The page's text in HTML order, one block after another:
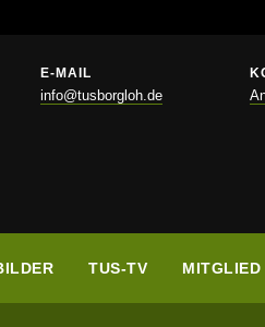
E-MAIL
info@tusborgloh.de
TUS-TV MITGLIED